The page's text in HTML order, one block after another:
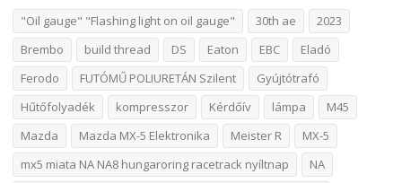
"Oil gauge" "Flashing light on oil gauge" 30th ae
2023
Brembo
build thread DS Eaton EBC
Eladó
Ferodo
FUTÓMŰ POLIURETÁN Szilent
Gyújtótrafó
Hűtőfolyadék
kompresszor Kérdőív lámpa
M45
Mazda
Mazda MX-5 Elektronika Meister R
MX-5
mx5 miata NA NA8 hungaroring racetrack nyíltnap
NA